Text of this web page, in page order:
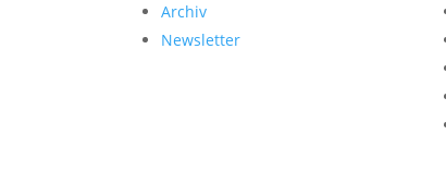
Archiv
Newsletter